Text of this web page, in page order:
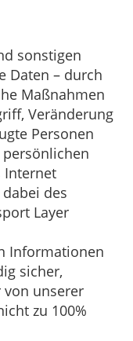
sonstigen
Daten – durch
Maßnahmen
Veränderung
Personen
Internet
des
Layer
Informationen
sicher,
unserer
zu 100%